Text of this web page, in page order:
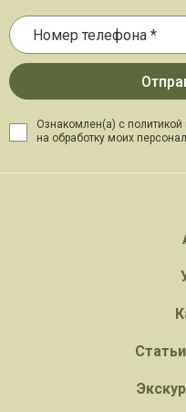
Ознакомлен(а) с
на обработку моих